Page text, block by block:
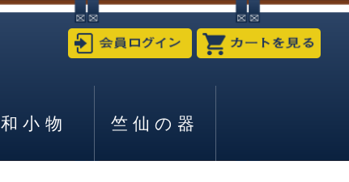
和小物 竺仙の器